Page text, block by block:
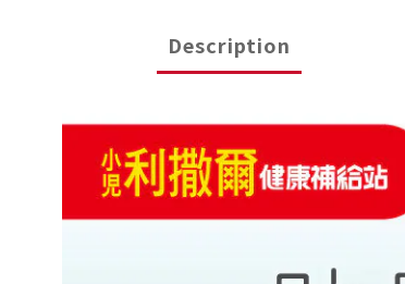
Description